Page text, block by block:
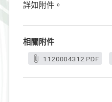
詳如附件。
相關附件
1120004312.PDF